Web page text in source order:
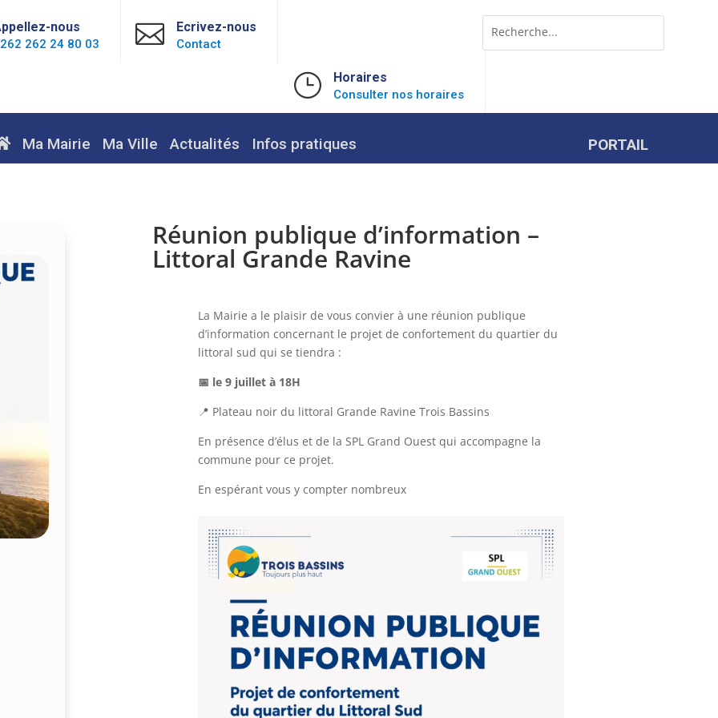
for...
nous
262 24 80 03  Ecrivez-nous
Contact
} Horaires
Consulter nos horaires
Ma Mairie Ma Ville Actualités Infos pratiques PORTAIL
Réunion publique d’information –
Littoral Grande Ravine
La Mairie a le plaisir de vous convier à une réunion publique
d’information concernant le projet de confortement du quartier du
littoral sud qui se tiendra :
📅 le 9 juillet à 18H
📍 Plateau noir du littoral Grande Ravine Trois Bassins
En présence d’élus et de la SPL Grand Ouest qui accompagne la
commune pour ce projet.
En espérant vous y compter nombreux